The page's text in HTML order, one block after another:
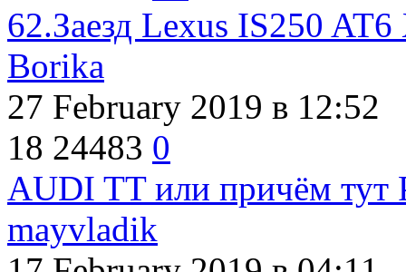
62.Заезд Lexus IS250
Borika
27 February 2019 в 12:52
18 24483 0
AUDI TT или причём тут
mayvladik